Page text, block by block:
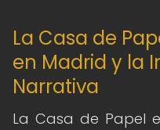
La Casa de
en Madrid y la
Narrativa
La Casa de Papel